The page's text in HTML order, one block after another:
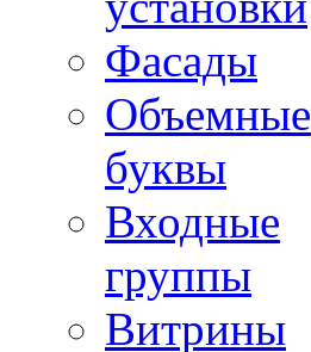
Фасады
Объемные
буквы
Входные
группы
Витрины